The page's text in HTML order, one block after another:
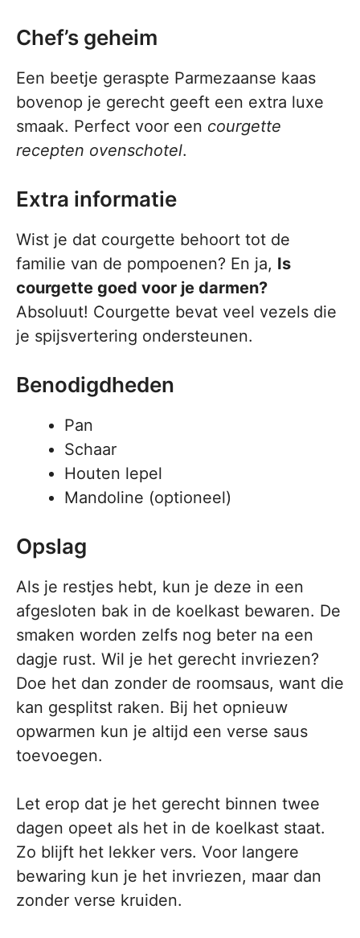
Chef’s geheim
Een beetje geraspte Parmezaanse kaas
bovenop je gerecht geeft een extra luxe
smaak. Perfect voor een courgette
recepten ovenschotel.
Extra informatie
Wist je dat courgette behoort tot de
familie van de pompoenen? En ja, Is
courgette goed voor je darmen?
Absoluut! Courgette bevat veel vezels die
je spijsvertering ondersteunen.
Benodigdheden
Pan
Schaar
Houten lepel
Mandoline (optioneel)
Opslag
Als je restjes hebt, kun je deze in een
afgesloten bak in de koelkast bewaren. De
smaken worden zelfs nog beter na een
dagje rust. Wil je het gerecht invriezen?
Doe het dan zonder de roomsaus, want die
kan gesplitst raken. Bij het opnieuw
opwarmen kun je altijd een verse saus
toevoegen.
Let erop dat je het gerecht binnen twee
dagen opeet als het in de koelkast staat.
Zo blijft het lekker vers. Voor langere
bewaring kun je het invriezen, maar dan
zonder verse kruiden.